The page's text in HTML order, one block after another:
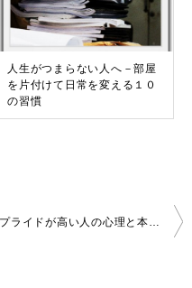
人生がつまらない人へ－部屋
を片付けて日常を変える１０
の習慣